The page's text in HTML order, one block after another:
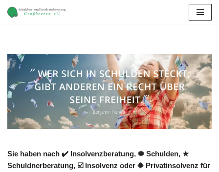
Sie haben nach ✔️ Insolvenzberatung, ✺ Schulden, ★
Schuldnerberatung, ☑️ Insolvenz oder ✹ Privatinsolvenz für